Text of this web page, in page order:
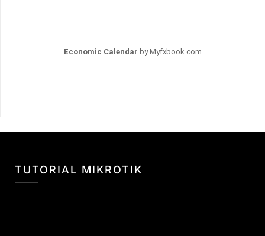
Economic Calendar by Myfxbook.com
TUTORIAL MIKROTIK